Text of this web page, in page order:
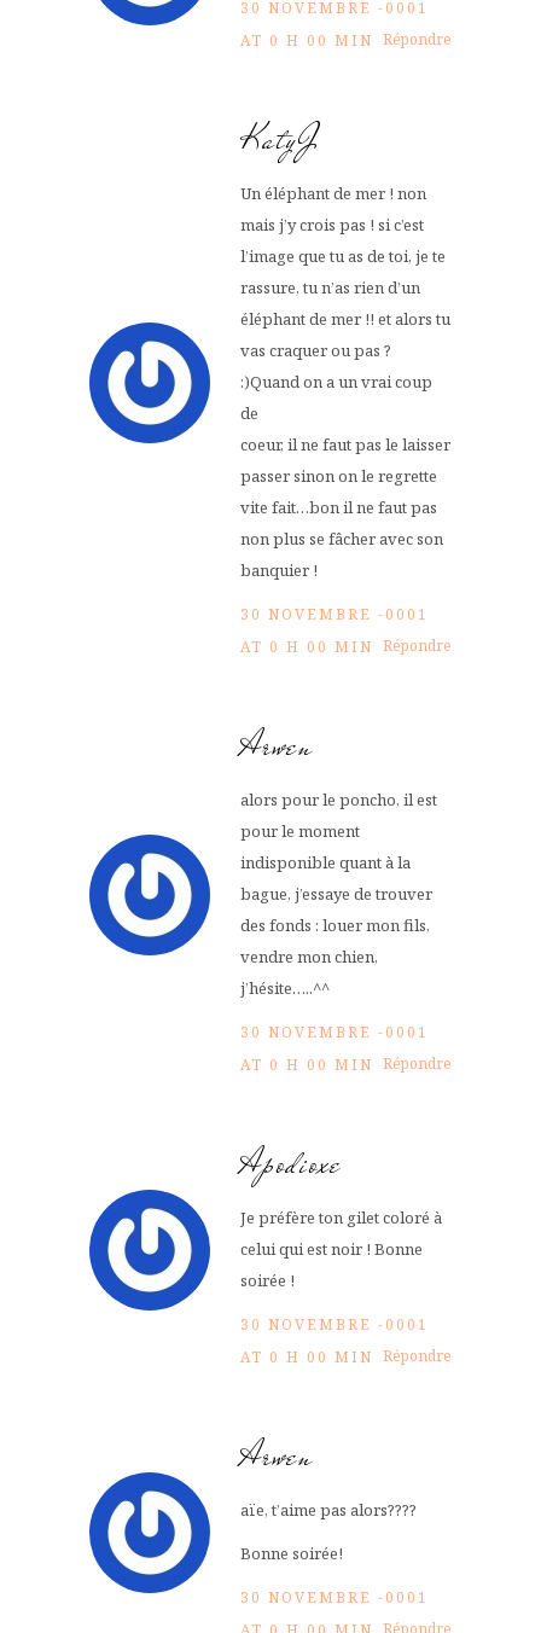
30 NOVEMBRE -0001
AT 0 H 00 MIN Répondre
KatyJ
Un éléphant de mer ! non
mais j’y crois pas ! si c’est
l’image que tu as de toi, je te
rassure, tu n’as rien d’un
éléphant de mer !! et alors tu
vas craquer ou pas ?
:)Quand on a un vrai coup
de
coeur, il ne faut pas le laisser
passer sinon on le regrette
vite fait…bon il ne faut pas
non plus se fâcher avec son
banquier !
30 NOVEMBRE -0001
AT 0 H 00 MIN Répondre
Arwen
alors pour le poncho, il est
pour le moment
indisponible quant à la
bague, j’essaye de trouver
des fonds : louer mon fils,
vendre mon chien,
j’hésite…..^^
30 NOVEMBRE -0001
AT 0 H 00 MIN Répondre
Apodioxe
Je préfère ton gilet coloré à
celui qui est noir ! Bonne
soirée !
30 NOVEMBRE -0001
AT 0 H 00 MIN Répondre
Arwen
aïe, t’aime pas alors????
Bonne soirée!
30 NOVEMBRE -0001
Répondre